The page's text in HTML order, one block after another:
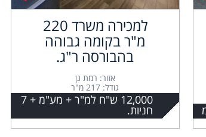
למכירה משרד 220
מ"ר בקומה גבוהה
בהבורסה ר"ג.
אזור: רמת גן
גודל: 217 מ"ר
12,000 ש"ח למ"ר + מע"מ + 7
חניות.